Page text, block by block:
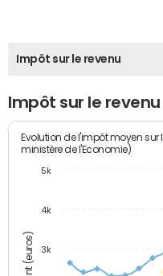
Impôt sur le revenu
Impôt sur le
Evolution de l'impôt moyen sur
ministère de l'Economie)
3k
4k
5k